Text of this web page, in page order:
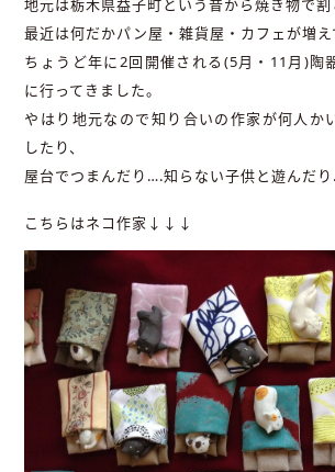
地元は栃木県益子町という昔から焼き物で割
最近は何だかパン屋・雑貨屋・カフェが増え
ちょうど年に2回開催される(5月・11月)陶
に行ってきました。
やはり地元なので知り合いの作家が何人か
したり、
屋台でつまんだり….知らない子供と遊んだり
こちらはネコ作家↓↓↓